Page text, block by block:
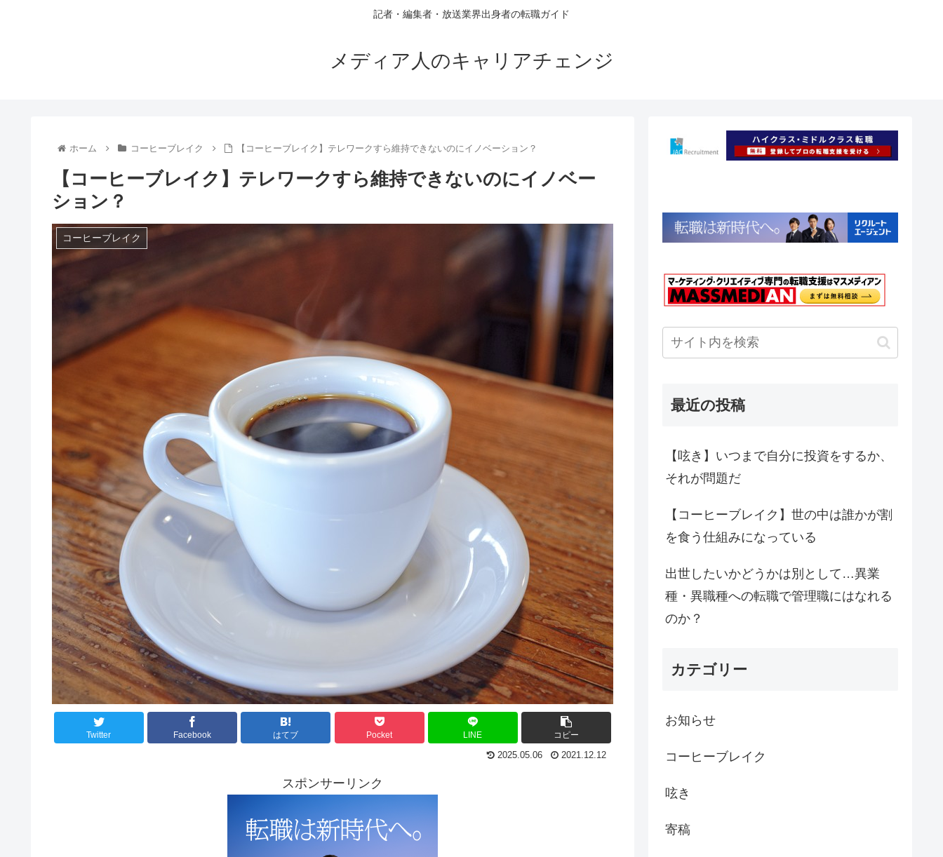
記者・編集者・放送業界出身者の転職ガイド
メディア人のキャリアチェンジ
ホーム コーヒーブレイク 【コーヒーブレイク】テレワークすら維持できないのにイノベーション？
【コーヒーブレイク】テレワークすら維持できないのにイノベー
ション？
コーヒーブレイク
Twitter Facebook はてブ Pocket LINE コピー
2025.05.06 2021.12.12
スポンサーリンク
最近の投稿
【呟き】いつまで自分に投資をするか、
それが問題だ
【コーヒーブレイク】世の中は誰かが割
を食う仕組みになっている
出世したいかどうかは別として…異業
種・異職種への転職で管理職にはなれる
のか？
カテゴリー
お知らせ
コーヒーブレイク
呟き
寄稿